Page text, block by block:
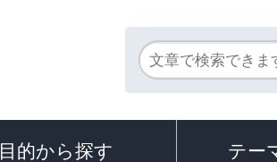
目的から探す テー